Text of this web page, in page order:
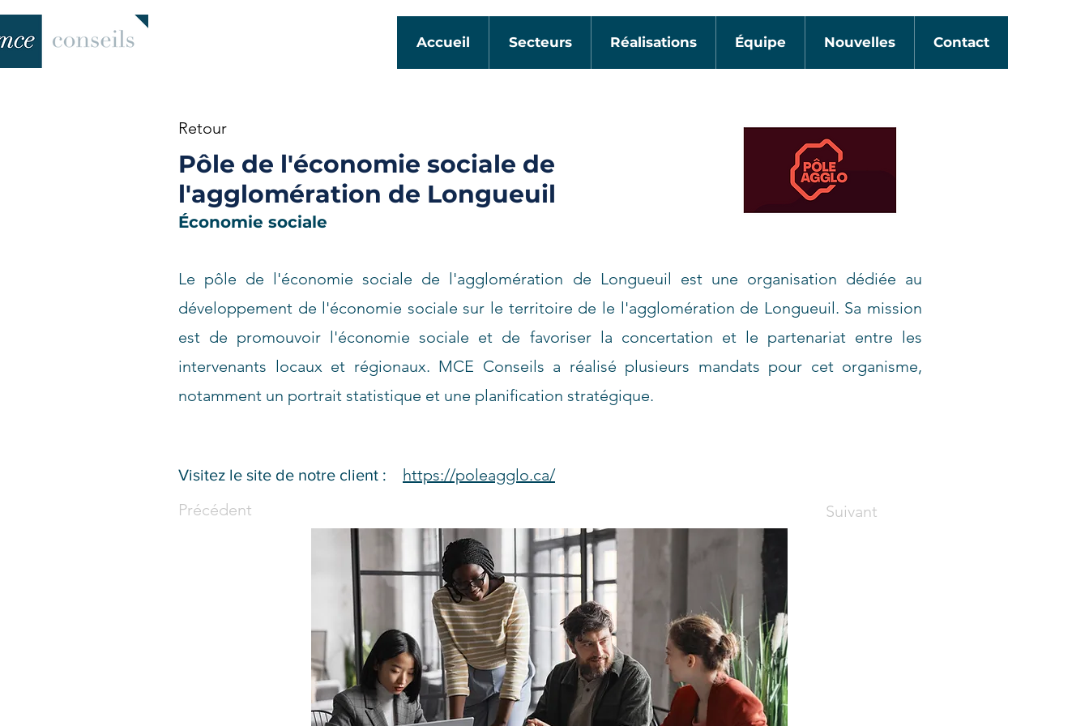
Accueil Secteurs Réalisations Équipe Nouvelles Contact
Retour
Pôle de l'économie sociale de
l'agglomération de Longueuil
Économie sociale
Le pôle de l'économie sociale de l'agglomération de Longueuil est une organisation dédiée au
développement de l'économie sociale sur le territoire de le l'agglomération de Longueuil. Sa mission
est de promouvoir l'économie sociale et de favoriser la concertation et le partenariat entre les
intervenants locaux et régionaux. MCE Conseils a réalisé plusieurs mandats pour cet organisme,
notamment un portrait statistique et une planification stratégique.
https://poleagglo.ca/
Visitez le site de notre client :
Précédent Suivant